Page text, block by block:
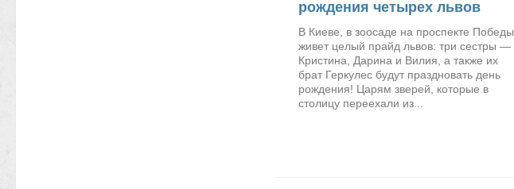
рождения четырех львов
В Киеве, в зоосаде на проспекте Победы,
живет целый прайд львов: три сестры —
Кристина, Дарина и Вилия, а также их
брат Геркулес будут праздновать день
рождения! Царям зверей, которые в
столицу переехали из...